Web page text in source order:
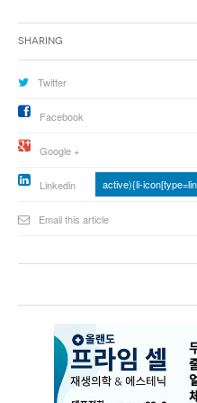
Sharing
Twitter
Facebook
Google +
Linkedin active){li-
Email this article